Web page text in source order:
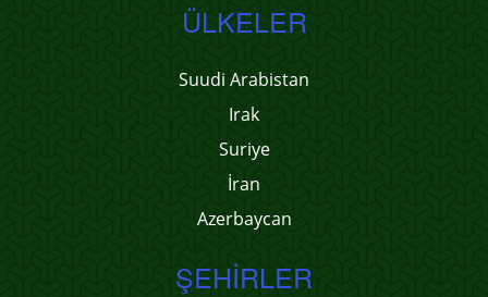
ÜLKELER
Suudi Arabistan
Irak
Suriye
İran
Azerbaycan
ŞEHIRLER